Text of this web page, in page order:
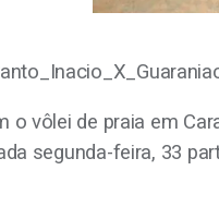
o vôlei de praia em
segunda-feira, 33